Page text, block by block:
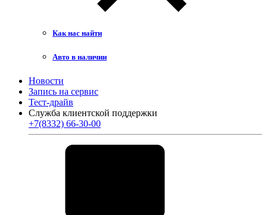
Как нас найти
Авто в наличии
Новости
Запись на сервис
Тест-драйв
Служба клиентской поддержки
+7(8332) 66-30-00